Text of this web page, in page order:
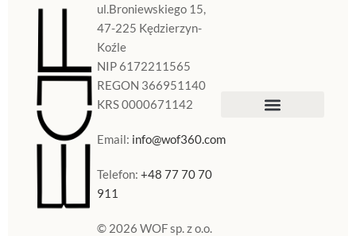
ul.Broniewskiego 15,
47-225 Kędzierzyn-
Koźle
NIP 6172211565
REGON 366951140
KRS 0000671142
Email: info@wof360.com
Telefon:+48 77 70 70
911
© 2026 WOF sp. z o.o.